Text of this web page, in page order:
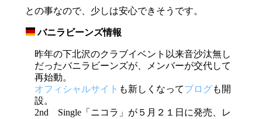
との事なので、少しは安心できそうです。
バニラビーンズ情報
昨年の下北沢のクラブイベント以来音沙汰無し
だったバニラビーンズが、メンバーが交代して
再始動。
オフィシャルサイト も新しくなってブログも開
設。
2nd Single「ニコラ」が５月２１日に発売、レ